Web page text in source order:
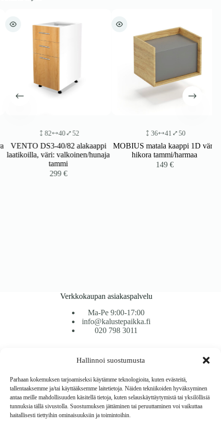
Hallinnoi suostumusta
Parhaan kokemuksen tarjoamiseksi käytämme teknologioita, kuten evästeitä,
tallentaaksemme ja/tai käyttääksemme laitetietoja. Näiden tekniikoiden hyväksyminen
antaa meille mahdollisuuden käsitellä tietoja, kuten selauskäyttäytymistä tai yksilöllisiä
tunnuksia tällä sivustolla. Suostumuksen jättäminen tai peruuttaminen voi vaikuttaa
haitallisesti tiettyihin ominaisuuksiin ja toimintoihin.
82 40 52
VENTO DS3-40/82 alakaappi
laatikoilla, väri: valkoinen/hunaja
tammi
299€
36 41 50
MOBIUS matala kaappi 1D väri:
hikora tammi/harmaa
149€
Verkkokaupan asiakaspalvelu
Ma-Pe 9:00-17:00
info@kalustepaikka.fi
020 798 3011
Maksutavat
Vaihto ja palautus
Reklamaatiot
Tietoa